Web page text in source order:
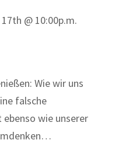
@ 10:00p.m.
Wie wir uns
falsche
wie unserer